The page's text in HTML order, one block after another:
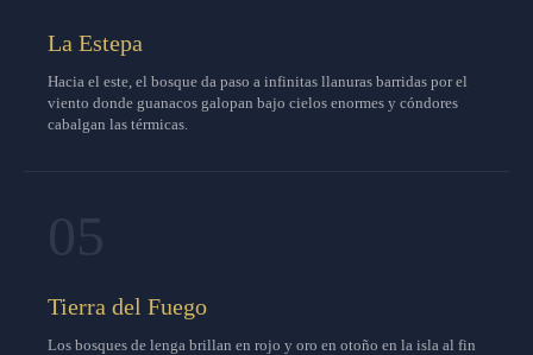
La Estepa
Hacia el este, el bosque da paso a infinitas llanuras barridas por el
viento donde guanacos galopan bajo cielos enormes y cóndores
cabalgan las térmicas.
Tierra del Fuego
Los bosques de lenga brillan en rojo y oro en otoño en la isla al fin